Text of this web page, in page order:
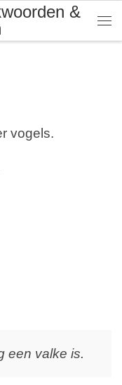
&
vogels.
een valke is.